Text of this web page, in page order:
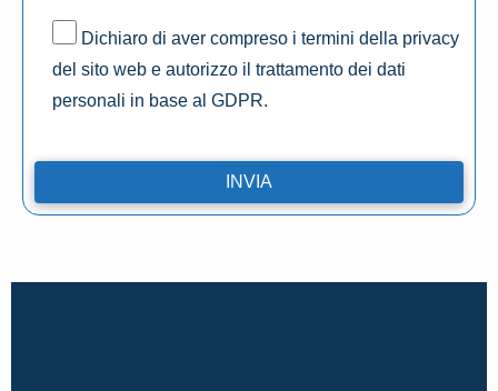
Dichiaro di aver compreso i termini della privacy
del sito web e autorizzo il trattamento dei dati
personali in base al GDPR.